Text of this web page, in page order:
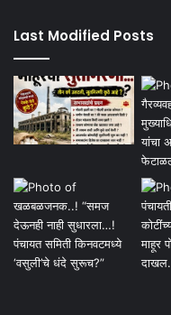
Last Modified Posts